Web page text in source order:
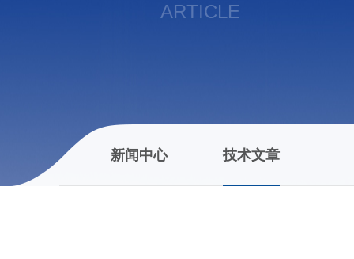
ARTICLE
新闻中心 技术文章